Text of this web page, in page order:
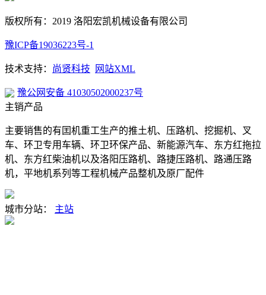
版权所有：2019 洛阳宏凯机械设备有限公司
豫ICP备19036223号-1
技术支持： 尚贤科技 网站XML
豫公网安备 41030502000237号
主销产品
主要销售的有囯机重工生产的推土机、压路机、挖掘机、叉
车、环卫专用车辆、环卫环保产品、新能源汽车、东方红拖拉
机、东方红柴油机以及洛阳压路机、路捷压路机、路通压路
机，平地机系列等工程机械产品整机及原厂配件
城市分站： 主站